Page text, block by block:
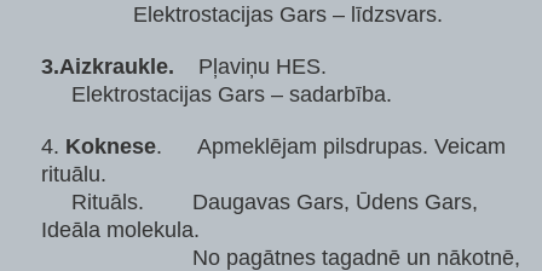
Elektrostacijas Gars – līdzsvars.
3.Aizkraukle. Pļaviņu HES.
Elektrostacijas Gars – sadarbība.
4. Koknese. Apmeklējam pilsdrupas. Veicam
rituālu.
Rituāls. Daugavas Gars, Ūdens Gars,
Ideāla molekula.
No pagātnes tagadnē un nākotnē,